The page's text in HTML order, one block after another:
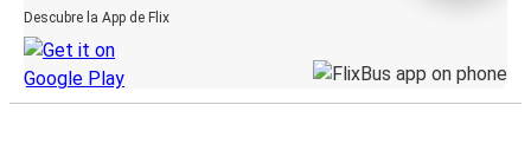
Descubre la App de Flix